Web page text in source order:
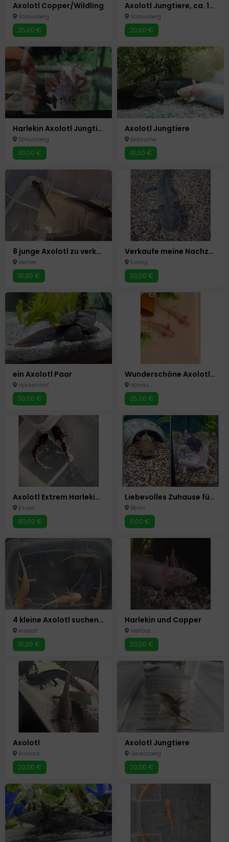
Axolotl Copper/Wildling
Strausberg
25,00 €
Axolotl Jungtiere, ca. 15 cm groß
Strausberg
20,00 €
Harlekin Axolotl Jungtiere
Strausberg
30,00 €
Axolotl Jungtiere
Klotzsche
10,00 €
8 junge Axolotl zu verkaufen
Hemer
10,00 €
Verkaufe meine Nachzucht-Axolotl
Erding
20,00 €
ein Axolotl Paar
Höckendorf
30,00 €
Wunderschöne Axolotlbabys Harlekine
Hanau
25,00 €
Axolotl Extrem Harlekin Jungtiere
Essen
80,00 €
Liebevolles Zuhause für 3 Axolotl-Männchen gesucht
Berlin
0,00 €
4 kleine Axolotl suchen ein Zuhause
Alsdorf
10,00 €
Harlekin und Copper
Herford
20,00 €
Axolotl
Rostock
20,00 €
Axolotl Jungtiere
Gevelsberg
20,00 €